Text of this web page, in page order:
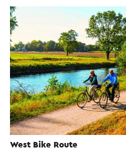
West Bike Route